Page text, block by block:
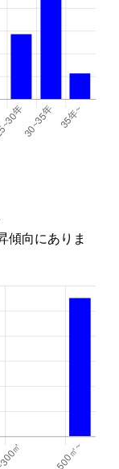
傾向にありま